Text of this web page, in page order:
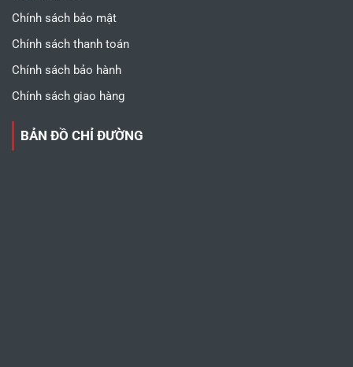
Chính sách bảo mật
Chính sách thanh toán
Chính sách bảo hành
Chính sách giao hàng
BẢN ĐỒ CHỈ ĐƯỜNG